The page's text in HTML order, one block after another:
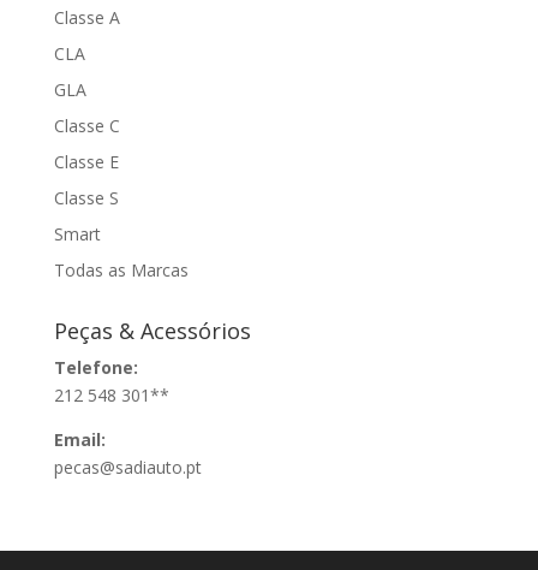
Classe A
CLA
GLA
Classe C
Classe E
Classe S
Smart
Todas as Marcas
Peças & Acessórios
Telefone:
212 548 301**
Email:
pecas@sadiauto.pt